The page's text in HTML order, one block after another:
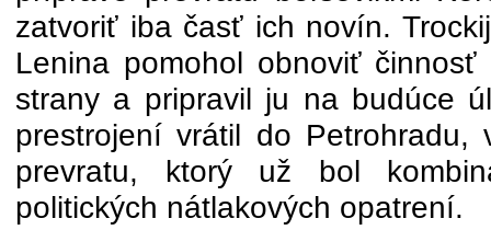
zatvoriť iba časť ich novín.
Lenina pomohol obnoviť činnosť
strany a pripravil ju na budúce
prestrojení vrátil do Petrohradu,
prevratu, ktorý už bol
politických nátlakových opatrení.